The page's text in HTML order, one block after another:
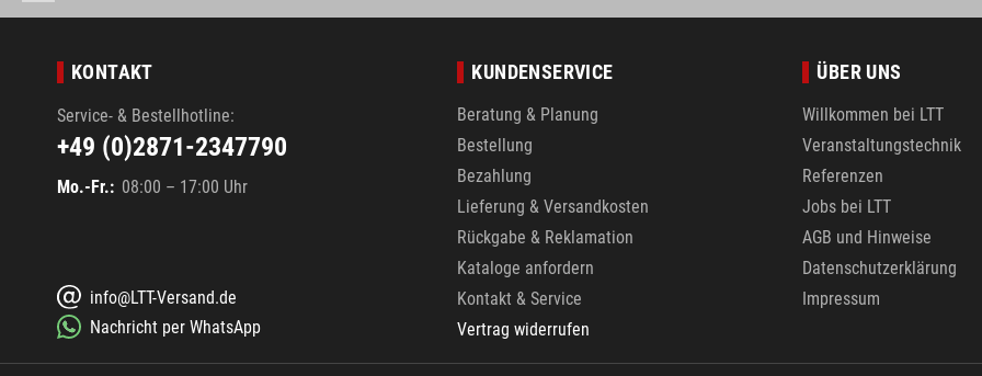
KONTAKT
Service- & Bestellhotline:
+49 (0)2871-2347790
Mo.-Fr.: 08:00 – 17:00 Uhr
info@LTT-Versand.de
Nachricht per WhatsApp
KUNDENSERVICE
Beratung & Planung
Bestellung
Bezahlung
Lieferung & Versandkosten
Rückgabe & Reklamation
Kataloge anfordern
Kontakt & Service
Vertrag widerrufen
ÜBER UNS
Willkommen bei LTT
Veranstaltungstechnik
Referenzen
Jobs bei LTT
AGB und Hinweise
Datenschutzerklärung
Impressum